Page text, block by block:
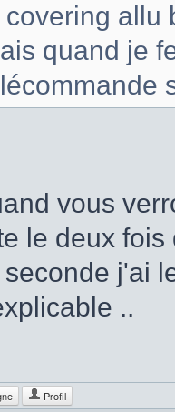
covering allu
quand je
vous
le deux
seconde j'ai
..
Profil